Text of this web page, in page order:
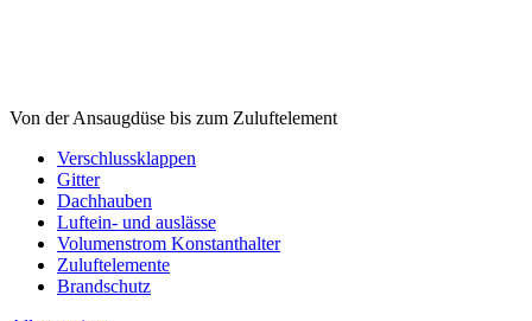
Von der Ansaugdüse bis zum Zuluftelement
Verschlussklappen
Gitter
Dachhauben
Luftein- und auslässe
Volumenstrom Konstanthalter
Zuluftelemente
Brandschutz